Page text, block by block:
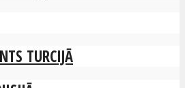
TURCIJĀ